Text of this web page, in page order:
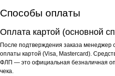
Способы оплаты
Оплата картой (основной
После подтверждения заказа менеджер
оплаты картой (Visa, Mastercard).
ФЛП — это официальная безналичная
чека.